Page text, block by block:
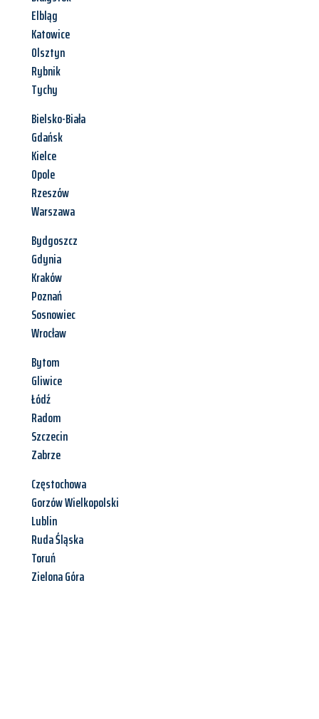
Elbląg
Katowice
Olsztyn
Rybnik
Tychy
Bielsko-Biała
Gdańsk
Kielce
Opole
Rzeszów
Warszawa
Bydgoszcz
Gdynia
Kraków
Poznań
Sosnowiec
Wrocław
Bytom
Gliwice
Łódź
Radom
Szczecin
Zabrze
Częstochowa
Gorzów Wielkopolski
Lublin
Ruda Śląska
Toruń
Zielona Góra